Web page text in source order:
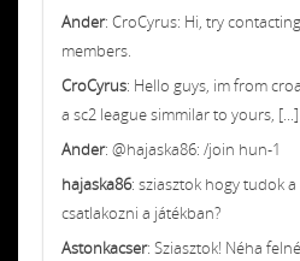
Ander: CroCyrus: Hi, try
members.
CroCyrus: Hello guys, im from
a sc2 league simmilar to yours, [...]
Ander: @hajaska86: /join hun-1
hajaska86: sziasztok hogy tudok
csatlakozni a játékban?
Astonkacser: Sziasztok! Néha